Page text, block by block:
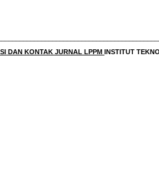
DAN KONTAK JURNAL LPPMINSTITUT